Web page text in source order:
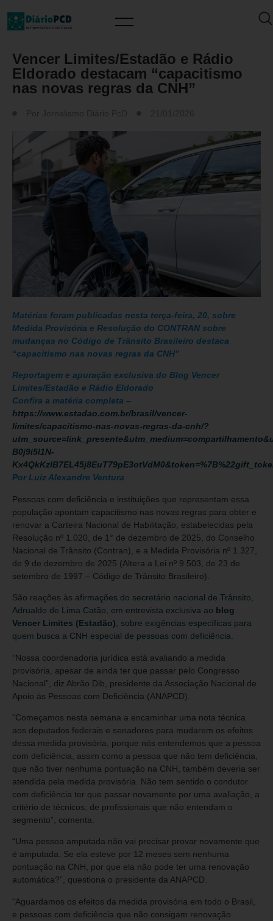
Vencer Limites/Estadão e Rádio
Eldorado destacam “capacitismo
nas novas regras da CNH”
Matérias foram publicadas nesta terça-feira, 20, sobre
Medida Provisória e Resolução do CONTRAN sobre
mudanças no Código de Trânsito Brasileiro destaca
“capacitismo nas novas regras da CNH”
Reportagem e apuração exclusiva do Blog Vencer
Limites/Estadão e Rádio Eldorado
Confira a matéria completa –
https://www.estadao.com.br/brasil/vencer-
limites/capacitismo-nas-novas-regras-da-cnh/?
B0j9i5l1N-
Por Luiz Alexandre Ventura
Pessoas com deficiência e instituições que representam essa
população apontam capacitismo nas novas regras para obter e
renovar a Carteira Nacional de Habilitação, estabelecidas pela
Resolução nº 1.020, de 1° de dezembro de 2025, do Conselho
Nacional de Trânsito (Contran), e a Medida Provisória nº 1.327,
de 9 de dezembro de 2025 (Altera a Lei nº 9.503, de 23 de
setembro de 1997 – Código de Trânsito Brasileiro).
São reações às afirmações do secretário nacional de Trânsito,
Adrualdo de Lima Catão, em entrevista exclusiva ao blog
Vencer Limites (Estadão) , sobre exigências específicas para
quem busca a CNH especial de pessoas com deficiência
“Nossa coordenadoria jurídica está avaliando a medida
provisória, apesar de ainda ter que passar pelo Congresso
Nacional”, diz Abrão Dib, presidente da Associação Nacional de
Apoio às Pessoas com Deficiência (ANAPCD).
“Começamos nesta semana a encaminhar uma nota técnica
aos deputados federais e senadores para mudarem os efeitos
dessa medida provisória, porque nós entendemos que a pessoa
com deficiência, assim como a pessoa que não tem deficiência,
que não tiver nenhuma pontuação na CNH, também deveria ser
atendida pela medida provisória. Não tem sentido o condutor
com deficiência ter que passar novamente por uma avaliação, a
critério de técnicos, de profissionais que não entendam o
segmento”, comenta.
“Uma pessoa amputada não vai precisar provar novamente que
é amputada. Se ela esteve por 12 meses sem nenhuma
pontuação na CNH, por que ela não pode ter uma renovação
automática?”, questiona o presidente da ANAPCD.
“Aguardamos os efeitos da medida provisória em todo o Brasil,
e pessoas com deficiência que não consigam renovação